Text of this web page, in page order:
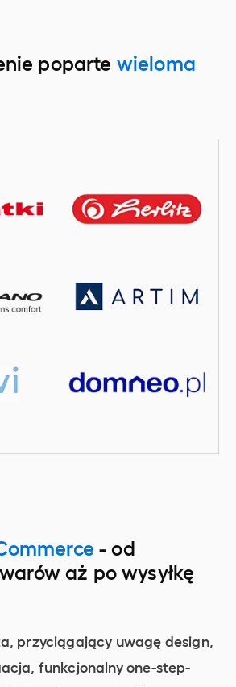
poparte wieloma
- od
aż po wysyłkę
przyciągający uwagę design,
funkcjonalny one-step-